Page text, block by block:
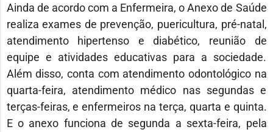
Ainda de acordo com a Enfermeira, o Anexo de Saúde
realiza exames de prevenção, puericultura, pré-natal,
atendimento hipertenso e diabético, reunião de
equipe e atividades educativas para a sociedade.
Além disso, conta com atendimento odontológico na
quarta-feira, atendimento médico nas segundas e
terças-feiras, e enfermeiros na terça, quarta e quinta.
E o anexo funciona de segunda a sexta-feira, pela